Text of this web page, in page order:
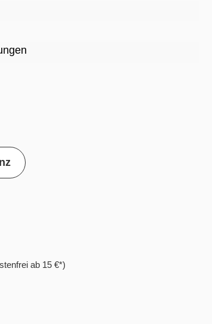
ab 15 €*)